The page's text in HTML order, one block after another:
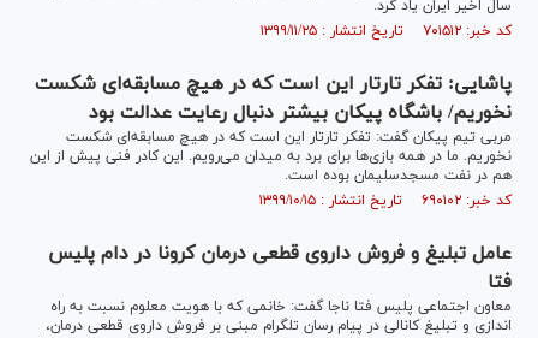
سال اخیر ایران یاد کرد.
کد خبر: ۷۰۱۵۱۲ تاریخ انتشار : ۱۳۹۹/۱۱/۲۵
پاشایی: تفکر تارتار این است که در هیچ مسابقه‌ای شکست
نخوریم/ باشگاه پیکان بیشتر دنبال رعایت عدالت بود
مربی تیم پیکان گفت: تفکر تارتار این است که در هیچ مسابقه‌ای شکست
نخوریم. ما در همه بازی‌ها برای برد به میدان می‌رویم. این کادر فنی پیش از این
هم در نفت مسجدسلیمان بوده است.
کد خبر: ۶۹۰۱۰۲ تاریخ انتشار : ۱۳۹۹/۱۰/۱۵
عامل تبلیغ و فروش داروی قطعی درمان کرونا در دام پلیس
فتا
معاون اجتماعی پلیس فتا ناجا گفت: خانمی که با هویت معلوم نسبت به راه
اندازی و تبلیغ کانالی در پیام رسان تلگرام مبنی بر فروش داروی قطعی درمان،